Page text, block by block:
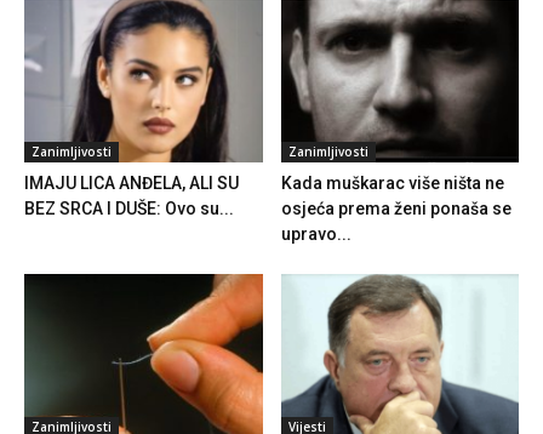
Zanimljivosti
IMAJU LICA ANĐELA, ALI SU
BEZ SRCA I DUŠE: Ovo su...
Zanimljivosti
Kada muškarac više ništa ne
osjeća prema ženi ponaša se
upravo...
Zanimljivosti Vijesti